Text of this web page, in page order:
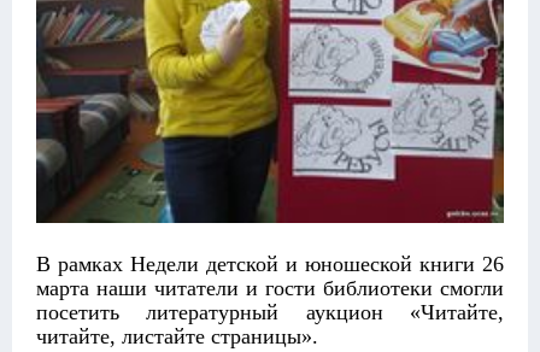
В рамках Недели детской и юношеской книги 26
марта наши читатели и гости библиотеки смогли
посетить литературный аукцион «Читайте,
читайте, листайте страницы».